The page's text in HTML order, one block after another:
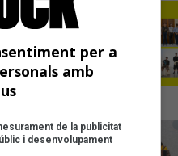
>
per a
amb
de la publicitat
i desenvolupament